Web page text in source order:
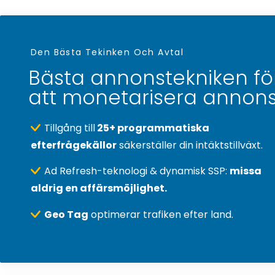
Den Bästa Tekinken Och Avtal
Bästa annonstekniken
att monetarisera
Tillgång till25+ programmatiska
efterfrågekällorsäkerställer din intäktstillväxt.
Ad Refresh-teknologi & dynamisk SSP: missa
aldrig en affärsmöjlighet.
Geo Tag optimerar trafiken efter land.